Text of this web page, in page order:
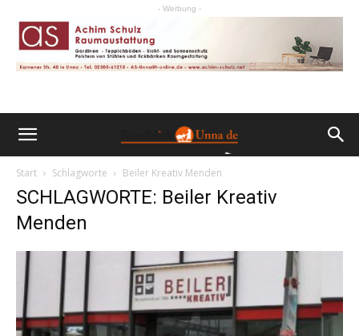
- Werbung -
Start Schlagworte Beiler Kreativ Menden
SCHLAGWORTE: Beiler Kreativ
Menden